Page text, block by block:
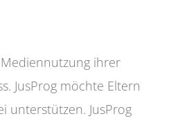
ihrer
JusProg möchte Eltern
unterstützen. JusProg